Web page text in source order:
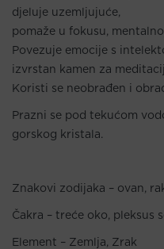
djeluje uzemljujuće,
pomaže u fokusu,
Povezuje emocije s
izvrstan kamen za
Koristi se neobrađen i
Prazni se pod tekućom
gorskog kristala.
Znakovi zodijaka – ovan,
Čakra – treće oko, pleksus
Element – Zemlja, Zrak